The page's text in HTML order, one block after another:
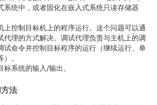
系统中，或者固化在嵌入式系统只读存储器
控制目标机上的程序运行。这个问题可以通
代理的方式解决。调试代理负责与主机上的调
试命令并控制目标程序的运行（继续运行、单
。
系统的输入/输出。
法